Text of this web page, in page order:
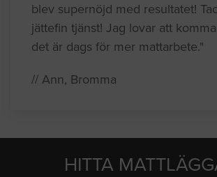
blev supernöjd med resultatet!
jättefin tjänst! Jag lovar att
det är dags för mer mattarbete."
// Ann, Bromma
HITTA